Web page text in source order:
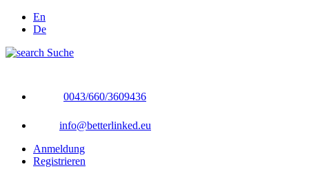
En
De
Suche
0043/660/3609436
info@betterlinked.eu
Anmeldung
Registrieren